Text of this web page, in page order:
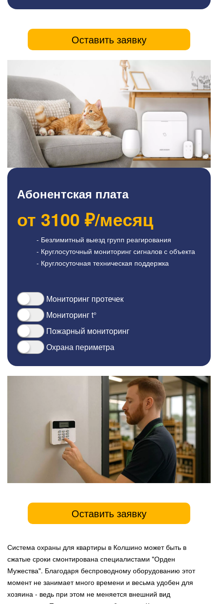
Оставить заявку
Абонентская плата
от 3100 ₽/месяц
- Безлимитный выезд групп реагирования
- Круглосуточный мониторинг сигналов с объекта
- Круглосуточная техническая поддержка
Мониторинг протечек
Мониторинг t°
Пожарный мониторинг
Охрана периметра
Оставить заявку
Система охраны для квартиры в Колшино может быть в
сжатые сроки смонтирована специалистами "Орден
Мужества". Благодаря беспроводному оборудованию этот
момент не занимает много времени и весьма удобен для
хозяина - ведь при этом не меняется внешний вид